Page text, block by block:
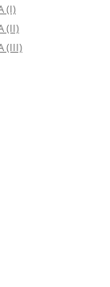
(I)
(II)
(III)